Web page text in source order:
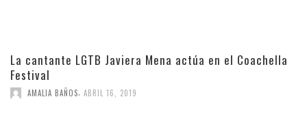
La cantante LGTB Javiera Mena actúa en el Coachella
Festival
AMALIA BAÑOS ABRIL 16, 2019